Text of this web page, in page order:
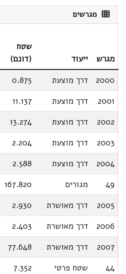
מגרשים
מגרש ייעוד
שטח
(דונם)
2000
דרך מוצעת
0.875
2001
דרך מוצעת
11.137
2002
דרך מוצעת
13.274
2003
דרך מוצעת
2.204
2004
דרך מוצעת
2.588
49
מגורים
167.820
2005
דרך מאושרת
2.930
2006
דרך מאושרת
2.403
2007
דרך מאושרת
77.648
44
שטח פרטי 7.352